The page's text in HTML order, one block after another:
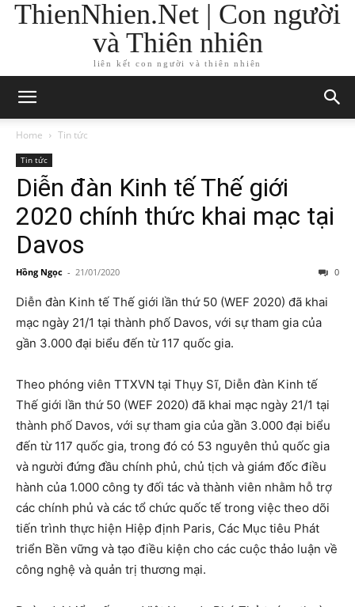
ThienNhien.Net | Con người
và Thiên nhiên
liên kết con người và thiên nhiên
Home Tin tức
Tin tức
Diễn đàn Kinh tế Thế giới
2020 chính thức khai mạc tại
Davos
Hồng Ngọc - 21/01/2020 0
Diễn đàn Kinh tế Thế giới lần thứ 50 (WEF 2020) đã khai
mạc ngày 21/1 tại thành phố Davos, với sự tham gia của
gần 3.000 đại biểu đến từ 117 quốc gia.
Theo phóng viên TTXVN tại Thụy Sĩ, Diễn đàn Kinh tế
Thế giới lần thứ 50 (WEF 2020) đã khai mạc ngày 21/1 tại
thành phố Davos, với sự tham gia của gần 3.000 đại biểu
đến từ 117 quốc gia, trong đó có 53 nguyên thủ quốc gia
và người đứng đầu chính phủ, chủ tịch và giám đốc điều
hành của 1.000 công ty đối tác và thành viên nhằm hỗ trợ
các chính phủ và các tổ chức quốc tế trong việc theo dõi
tiến trình thực hiện Hiệp định Paris, Các Mục tiêu Phát
triển Bền vững và tạo điều kiện cho các cuộc thảo luận về
công nghệ và quản trị thương mại.